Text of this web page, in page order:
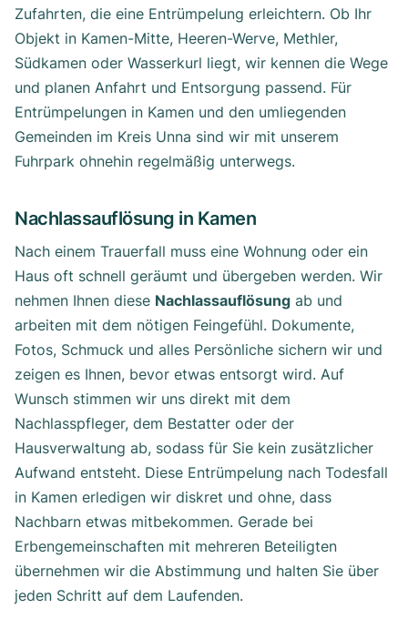
Zufahrten, die eine Entrümpelung erleichtern. Ob Ihr
Objekt in Kamen-Mitte, Heeren-Werve, Methler,
Südkamen oder Wasserkurl liegt, wir kennen die Wege
und planen Anfahrt und Entsorgung passend. Für
Entrümpelungen in Kamen und den umliegenden
Gemeinden im Kreis Unna sind wir mit unserem
Fuhrpark ohnehin regelmäßig unterwegs.
Nachlassauflösung in Kamen
Nach einem Trauerfall muss eine Wohnung oder ein
Haus oft schnell geräumt und übergeben werden. Wir
nehmen Ihnen diese Nachlassauflösung ab und
arbeiten mit dem nötigen Feingefühl. Dokumente,
Fotos, Schmuck und alles Persönliche sichern wir und
zeigen es Ihnen, bevor etwas entsorgt wird. Auf
Wunsch stimmen wir uns direkt mit dem
Nachlasspfleger, dem Bestatter oder der
Hausverwaltung ab, sodass für Sie kein zusätzlicher
Aufwand entsteht. Diese Entrümpelung nach Todesfall
in Kamen erledigen wir diskret und ohne, dass
Nachbarn etwas mitbekommen. Gerade bei
Erbengemeinschaften mit mehreren Beteiligten
übernehmen wir die Abstimmung und halten Sie über
jeden Schritt auf dem Laufenden.